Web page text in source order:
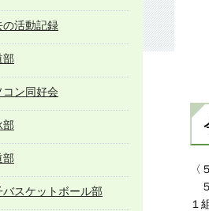
の活動記録
部
コン同好会
部
部
バスケットボール部
〈
１